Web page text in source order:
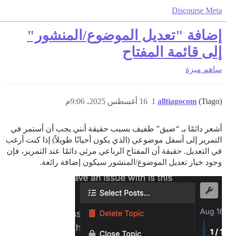
Discourse Meta
إضافة "تعديل الموضوع/المنشور"
إلى قائمة المفتاح
ساهم ميزة
alltiagocom (Tiago) 16 أغسطس 2025، 9:06م 1
أشعر دائمًا بـ “ضيق” طفيف بسبب حقيقة أنني يجب أن أستمر في
التمرير إلى أسفل موضوعي (الذي يكون أحيانًا طويلاً) إذا كنت أرغب
في التعديل. حقيقة أن المفتاح الرباعي مرئي دائمًا عند التمرير، فإن
وجود خيار تعديل الموضوع/المنشور سيكون إضافة رائعة.